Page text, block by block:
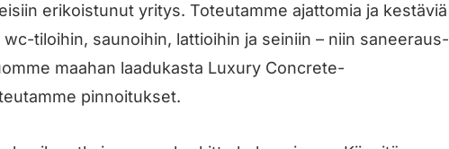
erikoistunut yritys. Toteutamme ajattomia ja kestäviä
tiloihin, saunoihin, lattioihin ja seiniin – niin saneeraus-
maahan laadukasta Luxury Concrete-
pinnoitukset.